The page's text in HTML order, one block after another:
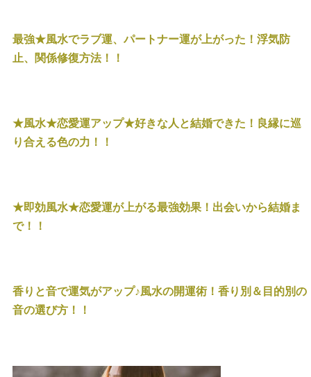
最強★風水でラブ運、パートナー運が上がった！浮気防
止、関係修復方法！！
★風水★恋愛運アップ★好きな人と結婚できた！良縁に巡
り合える色の力！！
★即効風水★恋愛運が上がる最強効果！出会いから結婚ま
で！！
香りと音で運気がアップ♪風水の開運術！香り別＆目的別の
音の選び方！！